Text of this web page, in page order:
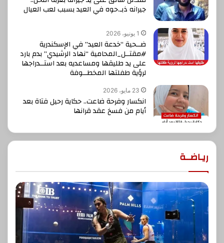
جيرانه ذبـ.حوه في العيد بسبب لعب العيال
1 يونيو، 2026
ضــحية “خدعة العيد” في الإسكندرية
#مقتــل_المحامية “نهاد الرشيدي” بدم بارد
على يد طليقها ومساعديه بعد استــدراجها
لرؤية طفلتها المخطــوفة
23 مايو، 2026
انكسار وفرحة ضاعت.. حكاية رحيل فتاة بعد
أيام من فسخ عقد قرانها
ريـاضــة